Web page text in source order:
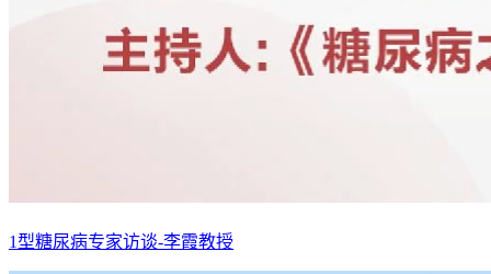
1型糖尿病专家访谈-李霞教授